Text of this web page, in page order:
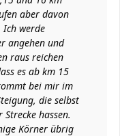
aber davon
werde
angehen und
raus reichen
es ab km 15
bei mir im
die selbst
hassen.
Körner übrig